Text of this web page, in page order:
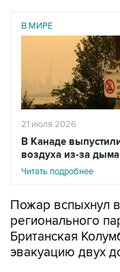
В МИРЕ
21 июля 2026
В Канаде
воздуха из-за
Читать подробнее
Пожар вспыхнул
регионального
Британская
эвакуацию двух